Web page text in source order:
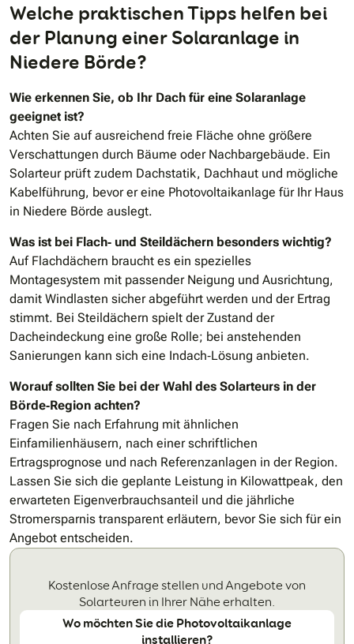
Welche praktischen Tipps helfen bei
der Planung einer Solaranlage in
Niedere Börde?
Wie erkennen Sie, ob Ihr Dach für eine Solaranlage
geeignet ist?
Achten Sie auf ausreichend freie Fläche ohne größere
Verschattungen durch Bäume oder Nachbargebäude. Ein
Solarteur prüft zudem Dachstatik, Dachhaut und mögliche
Kabelführung, bevor er eine Photovoltaikanlage für Ihr Haus
in Niedere Börde auslegt.
Was ist bei Flach‑ und Steildächern besonders wichtig?
Auf Flachdächern braucht es ein spezielles
Montagesystem mit passender Neigung und Ausrichtung,
damit Windlasten sicher abgeführt werden und der Ertrag
stimmt. Bei Steildächern spielt der Zustand der
Dacheindeckung eine große Rolle; bei anstehenden
Sanierungen kann sich eine Indach‑Lösung anbieten.
Worauf sollten Sie bei der Wahl des Solarteurs in der
Börde‑Region achten?
Fragen Sie nach Erfahrung mit ähnlichen
Einfamilienhäusern, nach einer schriftlichen
Ertragsprognose und nach Referenzanlagen in der Region.
Lassen Sie sich die geplante Leistung in Kilowattpeak, den
erwarteten Eigenverbrauchsanteil und die jährliche
Stromersparnis transparent erläutern, bevor Sie sich für ein
Angebot entscheiden.
Kostenlose Anfrage stellen und Angebote von
Solarteuren in Ihrer Nähe erhalten.
Wo möchten Sie die Photovoltaikanlage
installieren?